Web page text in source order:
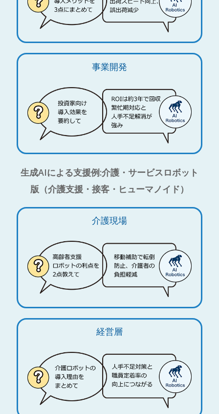
事業開発
生成AIによる支援例:介護・サービスロボット
版（介護支援・接客・ヒューマノイド）
介護現場
経営層